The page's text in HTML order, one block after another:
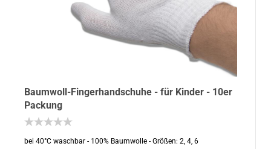
Baumwoll-Fingerhandschuhe - für Kinder - 10er
Packung
bei 40°C waschbar - 100% Baumwolle - Größen: 2, 4, 6